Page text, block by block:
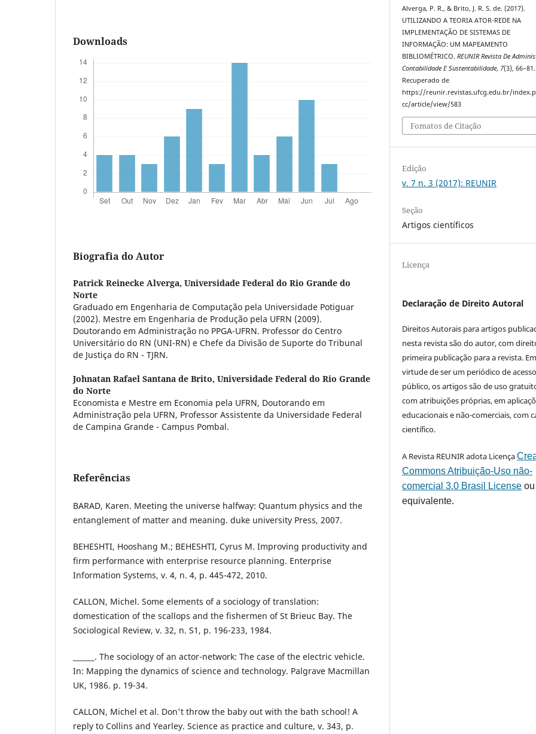
Downloads
Biografia do Autor
Patrick Reinecke Alverga, Universidade Federal do Rio Grande do
Norte
Graduado em Engenharia de Computação pela Universidade Potiguar
(2002). Mestre em Engenharia de Produção pela UFRN (2009).
Doutorando em Administração no PPGA-UFRN. Professor do Centro
Universitário do RN (UNI-RN) e Chefe da Divisão de Suporte do Tribunal
de Justiça do RN - TJRN.
Johnatan Rafael Santana de Brito, Universidade Federal do Rio Grande
do Norte
Economista e Mestre em Economia pela UFRN, Doutorando em
Administração pela UFRN, Professor Assistente da Universidade Federal
de Campina Grande - Campus Pombal.
Referências
BARAD, Karen. Meeting the universe halfway: Quantum physics and the
entanglement of matter and meaning. duke university Press, 2007.
BEHESHTI, Hooshang M.; BEHESHTI, Cyrus M. Improving productivity and
firm performance with enterprise resource planning. Enterprise
Information Systems, v. 4, n. 4, p. 445-472, 2010.
CALLON, Michel. Some elements of a sociology of translation:
domestication of the scallops and the fishermen of St Brieuc Bay. The
Sociological Review, v. 32, n. S1, p. 196-233, 1984.
______. The sociology of an actor-network: The case of the electric vehicle.
In: Mapping the dynamics of science and technology. Palgrave Macmillan
UK, 1986. p. 19-34.
CALLON, Michel et al. Don't throw the baby out with the bath school! A
reply to Collins and Yearley. Science as practice and culture, v. 343, p.
Alverga, P. R., & Brito, J. R. S. de. (2017).
UTILIZANDO A TEORIA ATOR-REDE NA
IMPLEMENTAÇÃO DE SISTEMAS DE
INFORMAÇÃO: UM MAPEAMENTO
BIBLIOMÉTRICO.REUNIR Revista De
Contabilidade E Sustentabilidade, 7(3), 66–81.
Recuperado de
https://reunir.revistas.ufcg.edu.br/
cc/article/view/583
Fomatos de Citação
Edição
v. 7 n. 3 (2017): REUNIR
Seção
Artigos científicos
Licença
Declaração de Direito Autoral
Direitos Autorais para artigos
nesta revista são do autor, com
primeira publicação para a revista.
virtude de ser um periódico de
público, os artigos são de uso
com atribuições próprias, em
educacionais e não-comerciais, com
científico.
A Revista REUNIR adota Licença
Commons Atribuição-Uso não-
comercial 3.0 Brasil License
equivalente.